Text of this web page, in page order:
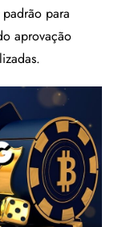
para
aprovação